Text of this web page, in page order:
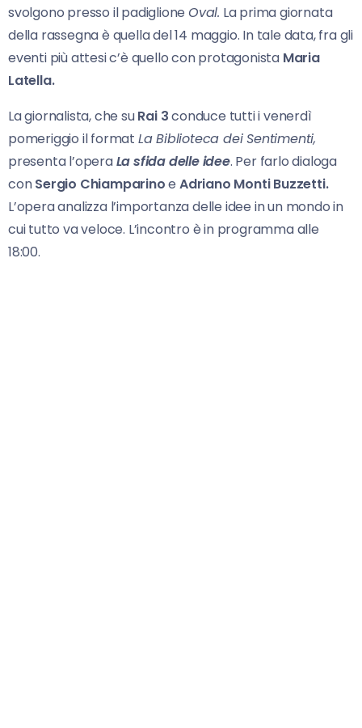
svolgono presso il padiglioneOval. La prima giornata
della rassegna è quella del 14 maggio. In tale data, fra gli
eventi più attesi c’è quello con protagonista Maria
Latella.
La giornalista, che suRai 3conduce tutti i venerdì
pomeriggio il format La Biblioteca dei Sentimenti,
presenta l’operaLa sfida delle idee. Per farlo dialoga
conSergio ChiamparinoeAdriano Monti Buzzetti.
L’opera analizza l’importanza delle idee in un mondo in
cui tutto va veloce. L’incontro è in programma alle
18:00.